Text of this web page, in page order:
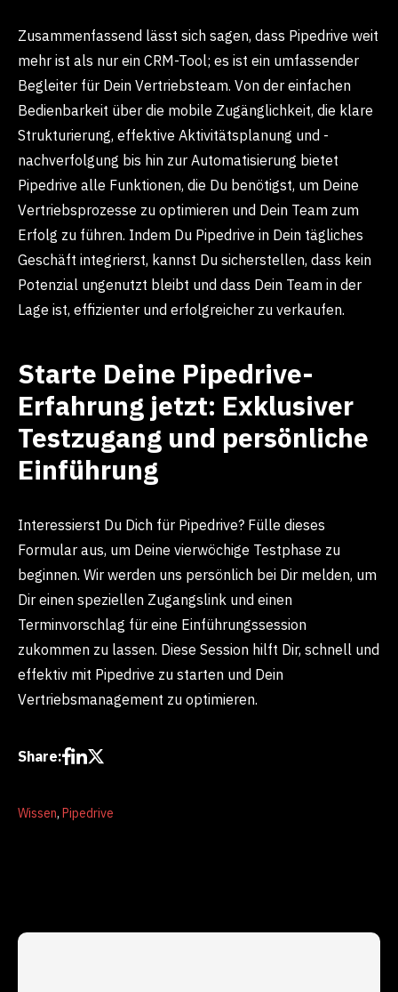
Zusammenfassend lässt sich sagen, dass Pipedrive weit
mehr ist als nur ein CRM-Tool; es ist ein umfassender
Begleiter für Dein Vertriebsteam. Von der einfachen
Bedienbarkeit über die mobile Zugänglichkeit, die klare
Strukturierung, effektive Aktivitätsplanung und -
nachverfolgung bis hin zur Automatisierung bietet
Pipedrive alle Funktionen, die Du benötigst, um Deine
Vertriebsprozesse zu optimieren und Dein Team zum
Erfolg zu führen. Indem Du Pipedrive in Dein tägliches
Geschäft integrierst, kannst Du sicherstellen, dass kein
Potenzial ungenutzt bleibt und dass Dein Team in der
Lage ist, effizienter und erfolgreicher zu verkaufen.
Starte Deine Pipedrive-
Erfahrung jetzt: Exklusiver
Testzugang und persönliche
Einführung
Interessierst Du Dich für Pipedrive? Fülle dieses
Formular aus, um Deine vierwöchige Testphase zu
beginnen. Wir werden uns persönlich bei Dir melden, um
Dir einen speziellen Zugangslink und einen
Terminvorschlag für eine Einführungssession
zukommen zu lassen. Diese Session hilft Dir, schnell und
effektiv mit Pipedrive zu starten und Dein
Vertriebsmanagement zu optimieren.
Share:
Wissen, Pipedrive